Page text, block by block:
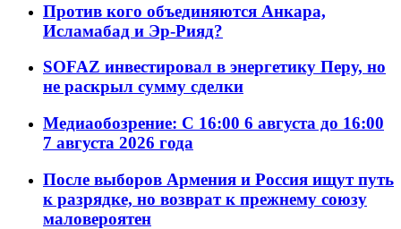
Против кого объединяются Анкара,
Исламабад и Эр-Рияд?
SOFAZ инвестировал в энергетику Перу, но
не раскрыл сумму сделки
Медиаобозрение: С 16:00 6 августа до 16:00
7 августа 2026 года
После выборов Армения и Россия ищут путь
к разрядке, но возврат к прежнему союзу
маловероятен